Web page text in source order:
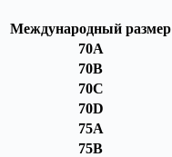
Международный размер
70A
70B
70C
70D
75A
75B